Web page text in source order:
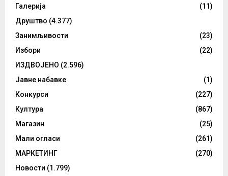
Галерија
(11)
Друштво (4.377)
Занимљивости
(23)
Избори
(22)
ИЗДВОЈЕНО (2.596)
Јавне набавке
(1)
Конкурси
(227)
Култура
(867)
Магазин
(25)
Мали огласи
(261)
МАРКЕТИНГ
(270)
Новости (1.799)